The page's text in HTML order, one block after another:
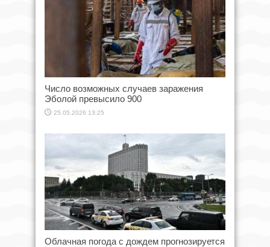
Число возможных случаев заражения
Эболой превысило 900
25.05.2026 13:25
Облачная погода с дождем прогнозируется